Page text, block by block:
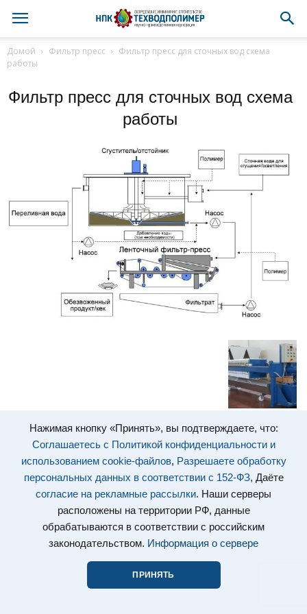
Нажимая кнопку «Принять», вы подтверждаете, что:
Соглашаетесь с Политикой конфиденциальности и
использованием cookie-файлов, Разрешаете обработку
персональных данных в соответствии с 152-ФЗ, Даёте
согласие на рекламные рассылки. Наши серверы
расположены на территории РФ, данные
обрабатываются в соответствии с российским
законодательством. Информация о сервере
ПРИНЯТЬ
Домой Фильтр пресс
Фильтр пресс для сточных вод схема
работы
Фильтр пресс для сточных вод схема
работы